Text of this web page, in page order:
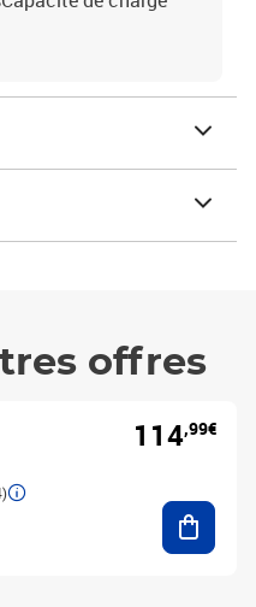
offres
114,99€